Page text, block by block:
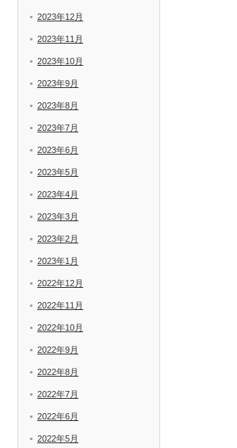
2023年12月
2023年11月
2023年10月
2023年9月
2023年8月
2023年7月
2023年6月
2023年5月
2023年4月
2023年3月
2023年2月
2023年1月
2022年12月
2022年11月
2022年10月
2022年9月
2022年8月
2022年7月
2022年6月
2022年5月